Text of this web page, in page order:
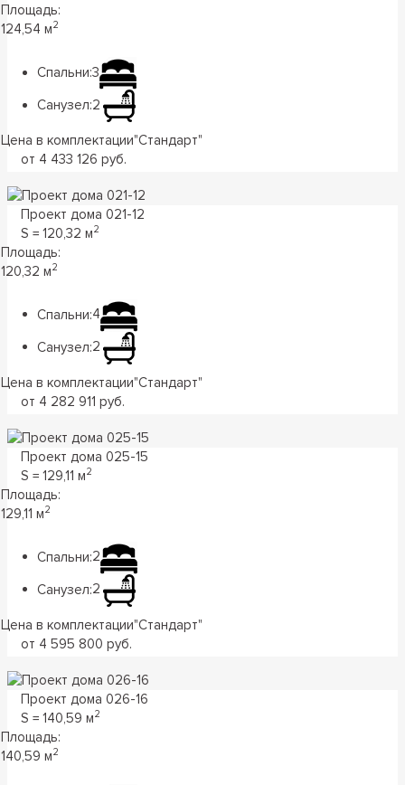
Площадь:
124,54 м2
Спальни:3
Санузел:2
Цена в комплектации"Стандарт"
от 4 433 126 руб.
Проект дома 021-12
S = 120,32 м2
Площадь:
120,32 м2
Спальни:4
Санузел:2
Цена в комплектации"Стандарт"
от 4 282 911 руб.
Проект дома 025-15
S = 129,11 м2
Площадь:
129,11 м2
Спальни:2
Санузел:2
Цена в комплектации"Стандарт"
от 4 595 800 руб.
Проект дома 026-16
S = 140,59 м2
Площадь:
140,59 м2